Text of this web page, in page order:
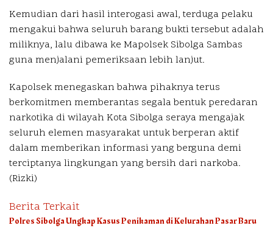
Kemudian dari hasil interogasi awal, terduga pelaku
mengakui bahwa seluruh barang bukti tersebut adalah
miliknya, lalu dibawa ke Mapolsek Sibolga Sambas
guna menjalani pemeriksaan lebih lanjut.
Kapolsek menegaskan bahwa pihaknya terus
berkomitmen memberantas segala bentuk peredaran
narkotika di wilayah Kota Sibolga seraya mengajak
seluruh elemen masyarakat untuk berperan aktif
dalam memberikan informasi yang berguna demi
terciptanya lingkungan yang bersih dari narkoba.
(Rizki)
Berita Terkait
Polres Sibolga Ungkap Kasus Penikaman di Kelurahan Pasar Baru